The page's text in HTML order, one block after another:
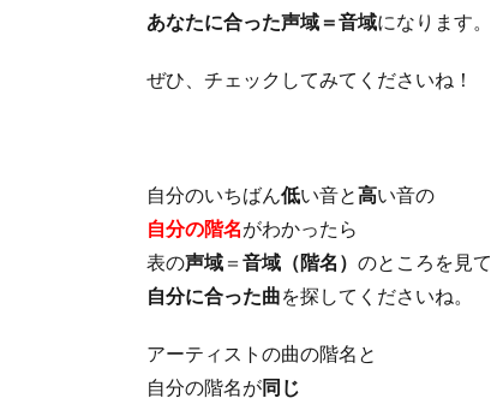
あなたに合った声域＝音域になります。
ぜひ、チェックしてみてくださいね！
自分のいちばん低い音と高い音の
自分の階名がわかったら
表の声域 ＝ 音域（階名） のところを見て
自分に合った曲を探してくださいね。
アーティストの曲の階名と
自分の階名が同じ